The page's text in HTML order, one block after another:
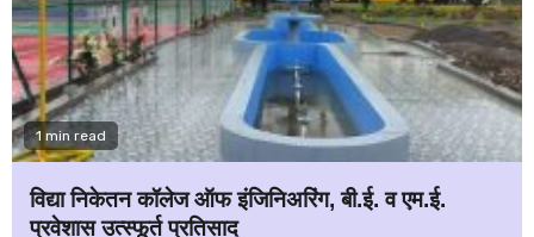
1 min read
विद्या निकेतन कॉलेज ऑफ इंजिनिअरिंग, बी.ई. व एम.ई.
प्रवेशास उत्स्फूर्त प्रतिसाद